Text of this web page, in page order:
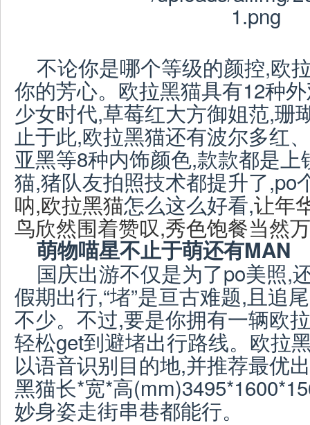
不论你是哪个等级的颜控,欧
你的芳心。欧拉黑猫具有12种
少女时代,草莓红大方御姐范,珊
止于此,欧拉黑猫还有波尔多红
亚黑等8种内饰颜色,款款都是
猫,猪队友拍照技术都提升了,po
呐,欧拉黑猫怎么这么好看,让年
鸟欣然围着赞叹,秀色饱餐当然
萌物喵星不止于萌还有MAN
国庆出游不仅是为了po美照,
假期出行,“堵”是亘古难题,且追
不少。不过,要是你拥有一辆欧
轻松get到避堵出行路线。欧拉
以语音识别目的地,并推荐最优
黑猫长*宽*高
妙身姿走街串巷都能行。